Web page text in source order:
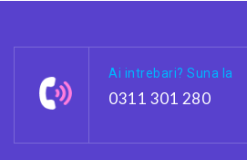
Ai intrebari? Suna la
0311 301 280